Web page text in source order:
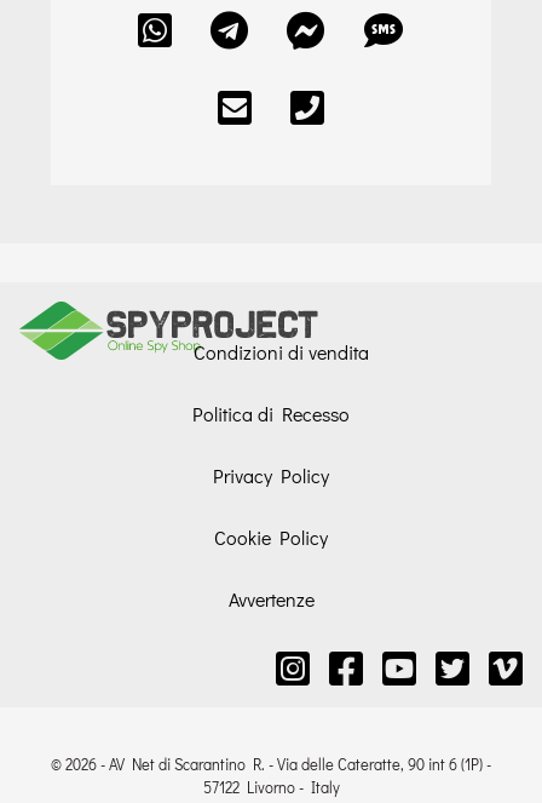
Condizioni di vendita
Politica di Recesso
Privacy Policy
Cookie Policy
Avvertenze
© 2026 - AV Net di Scarantino R. - Via delle Cateratte, 90 int 6 (1P) -
57122 Livorno - Italy